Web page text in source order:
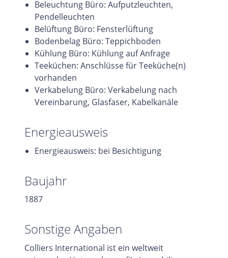
Beleuchtung Büro: Aufputzleuchten,
Pendelleuchten
Belüftung Büro: Fensterlüftung
Bodenbelag Büro: Teppichboden
Kühlung Büro: Kühlung auf Anfrage
Teeküchen: Anschlüsse für Teeküche(n)
vorhanden
Verkabelung Büro: Verkabelung nach
Vereinbarung, Glasfaser, Kabelkanäle
Energieausweis
Energieausweis: bei Besichtigung
Baujahr
1887
Sonstige Angaben
Colliers International ist ein weltweit